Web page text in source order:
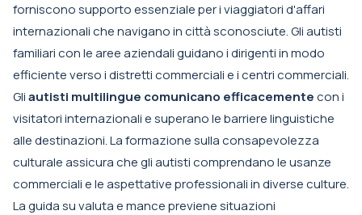
forniscono supporto essenziale per i viaggiatori d'affari
internazionali che navigano in città sconosciute. Gli autisti
familiari con le aree aziendali guidano i dirigenti in modo
efficiente verso i distretti commerciali e i centri commerciali.
Gliautisti multilingue comunicano efficacementecon i
visitatori internazionali e superano le barriere linguistiche
alle destinazioni. La formazione sulla consapevolezza
culturale assicura che gli autisti comprendano le usanze
commerciali e le aspettative professionali in diverse culture.
La guida su valuta e mance previene situazioni